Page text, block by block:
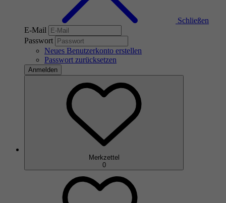
Schließen
E-Mail
Passwort
Neues Benutzerkonto erstellen
Passwort zurücksetzen
Anmelden
Merkzettel
0